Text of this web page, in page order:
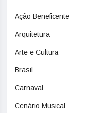
Ação Beneficente
Arquitetura
Arte e Cultura
Brasil
Carnaval
Cenário Musical